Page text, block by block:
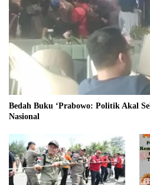
Bedah Buku ‘Prabowo: Politik Akal
Nasional